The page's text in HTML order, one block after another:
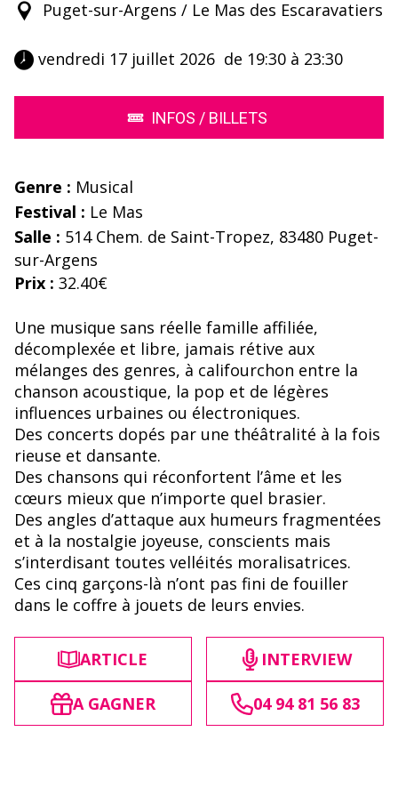
Puget-sur-Argens / Le Mas des Escaravatiers
vendredi 17 juillet 2026  de 19:30 à 23:30
INFOS / BILLETS
Genre : Musical
Festival : Le Mas
Salle : 514 Chem. de Saint-Tropez, 83480 Puget-
sur-Argens
Prix : 32.40€
Une musique sans réelle famille affiliée,
décomplexée et libre, jamais rétive aux
mélanges des genres, à califourchon entre la
chanson acoustique, la pop et de légères
influences urbaines ou électroniques.
Des concerts dopés par une théâtralité à la fois
rieuse et dansante.
Des chansons qui réconfortent l’âme et les
cœurs mieux que n’importe quel brasier.
Des angles d’attaque aux humeurs fragmentées
et à la nostalgie joyeuse, conscients mais
s’interdisant toutes velléités moralisatrices.
Ces cinq garçons-là n’ont pas fini de fouiller
dans le coffre à jouets de leurs envies.
ARTICLE INTERVIEW
A GAGNER 04 94 81 56 83